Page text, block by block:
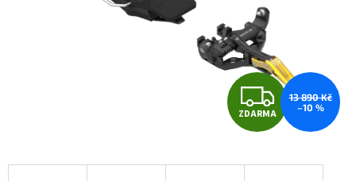
Z
D
A
ZDARMA
13 890 Kč
–10 %